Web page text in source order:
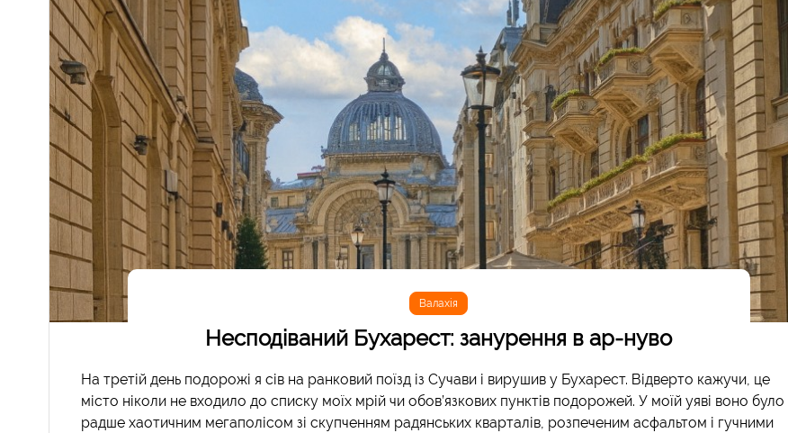
Валахія
Несподіваний Бухарест: занурення в ар-нуво
На третій день подорожі я сів на ранковий поїзд із Сучави і вирушив у Бухарест. Відверто кажучи, це
місто ніколи не входило до списку моїх мрій чи обов’язкових пунктів подорожей. У моїй уяві воно було
радше хаотичним мегаполісом зі скупченням радянських кварталів, розпеченим асфальтом і гучними